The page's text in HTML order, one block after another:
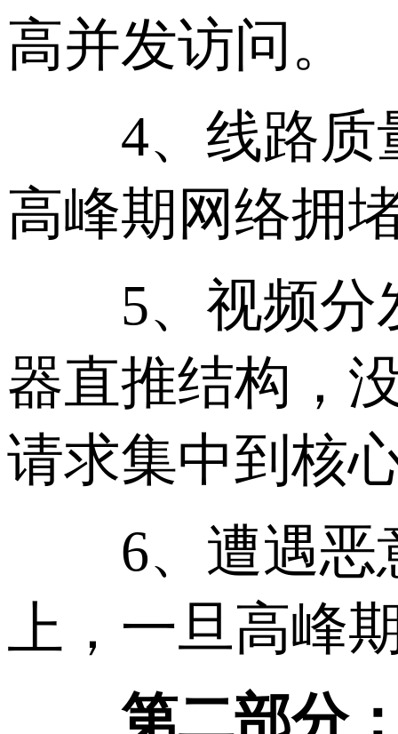
高并发访问。
4、线路质量
高峰期网络拥
5、视频分发
器直推结构，
请求集中到核
6、遭遇恶意
上，一旦高峰
第二部分：